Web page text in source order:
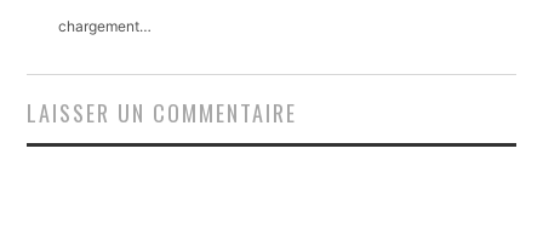
chargement…
LAISSER UN COMMENTAIRE